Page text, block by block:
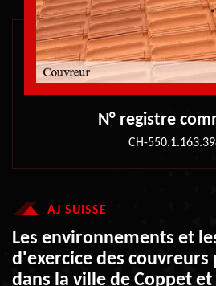
N° registre
CH-
AJ SUISSE
Les environnements et
d'exercice des
dans la ville de Coppet